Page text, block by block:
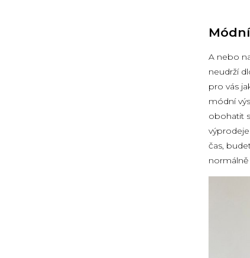
A nebo
neudrží
pro vás
módní
obohatit
čas,
normálně